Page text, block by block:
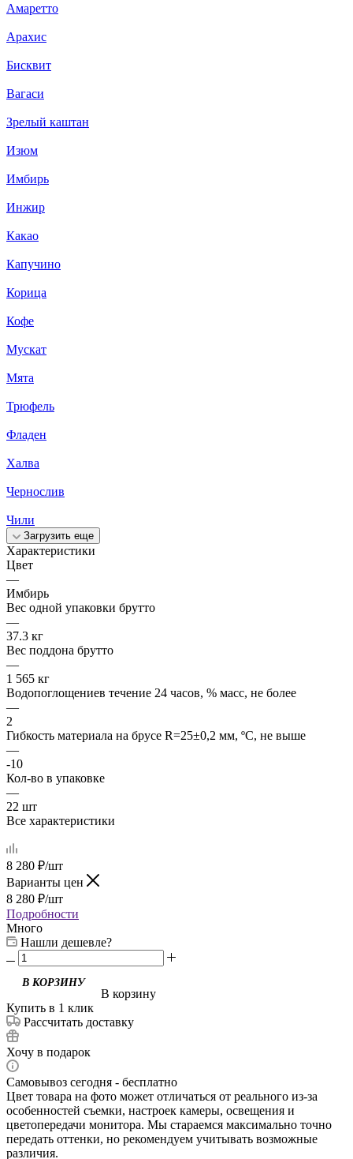
Амаретто
Арахис
Бисквит
Вагаси
Зрелый каштан
Изюм
Имбирь
Инжир
Какао
Капучино
Корица
Кофе
Мускат
Мята
Трюфель
Фладен
Халва
Чернослив
Чили
Загрузить еще
Характеристики
Цвет
—
Имбирь
Вес одной упаковки брутто
—
37.3 кг
Вес поддона брутто
—
1 565 кг
Водопоглощениев течение 24 часов, % масс, не более
—
2
Гибкость материала на брусе R=25±0,2 мм, ºС, не выше
—
-10
Кол-во в упаковке
—
22 шт
Все характеристики
8 280 ₽/шт
Варианты цен
8 280 ₽/шт
Подробности
Много
Нашли дешевле?
В корзину
Купить в 1 клик
Рассчитать доставку
Хочу в подарок
Самовывоз сегодня - бесплатно
Цвет товара на фото может отличаться от реального из-за
особенностей съемки, настроек камеры, освещения и
цветопередачи монитора. Мы стараемся максимально точно
передать оттенки, но рекомендуем учитывать возможные
различия.